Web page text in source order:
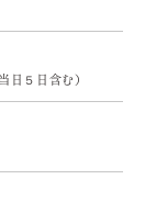
日５日含む）